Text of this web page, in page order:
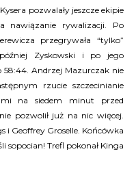
pozwalały jeszcze ekipie
nawiązanie rywalizacji. Po
przegrywała “tylko”
Zyskowski i po jego
Andrzej Mazurczak nie
rzucie szczecinianie
na siedem minut przed
pozwolił już na nic więcej.
i Geoffrey Groselle. Końcówka
sopocian! Trefl pokonał Kinga